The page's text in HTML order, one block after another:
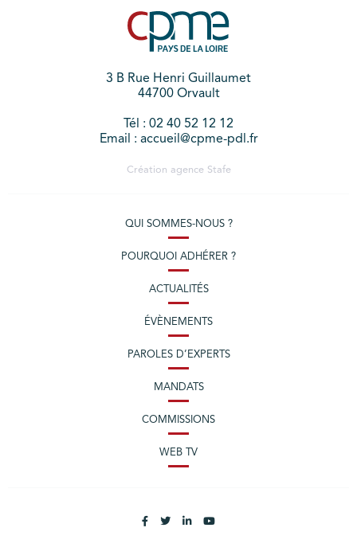
3 B Rue Henri Guillaumet
44700 Orvault
Tél : 02 40 52 12 12
Email : accueil@cpme-pdl.fr
Création agence Stafe
QUI SOMMES-NOUS ?
POURQUOI ADHÉRER ?
ACTUALITÉS
ÉVÈNEMENTS
PAROLES D’EXPERTS
MANDATS
COMMISSIONS
WEB TV